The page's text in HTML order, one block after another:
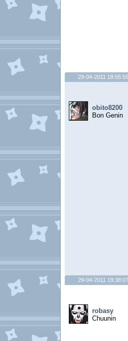
29-04-2011 18:55:55
obito8200
Bon Genin
29-04-2011 19:38:07
robasy
Chuunin